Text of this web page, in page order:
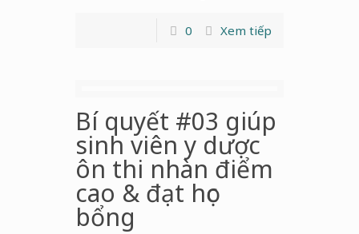
0 Xem tiếp
Bí quyết #03 giúp
sinh viên y dược
ôn thi nhàn điểm
cao & đạt học
bổng